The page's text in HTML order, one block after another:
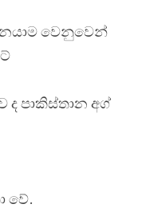
වෙනුවෙන්
ද පාකිස්තාන අග්
වේ.